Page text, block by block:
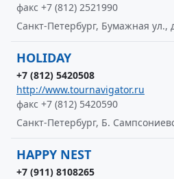
факс +7 (812) 2521990
Санкт-Петербург, Бумажная ул.,
HOLIDAY
+7 (812) 5420508
http://www.tournavigator.ru
факс +7 (812) 5420590
Санкт-Петербург, Б.
HAPPY NEST
+7 (911) 8108265